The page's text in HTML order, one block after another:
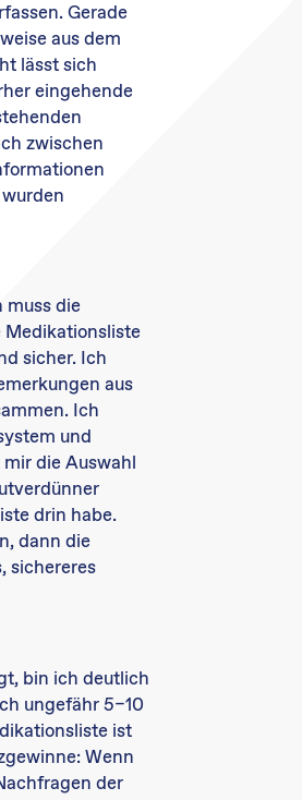
Gerade
aus dem
lässt sich
eingehende
zwischen
muss die
Medikationsliste
sicher. Ich
aus
Ich
und
die Auswahl
drin habe.
dann die
sichereres
bin ich deutlich
ungefähr 5–10
ist
Wenn
der